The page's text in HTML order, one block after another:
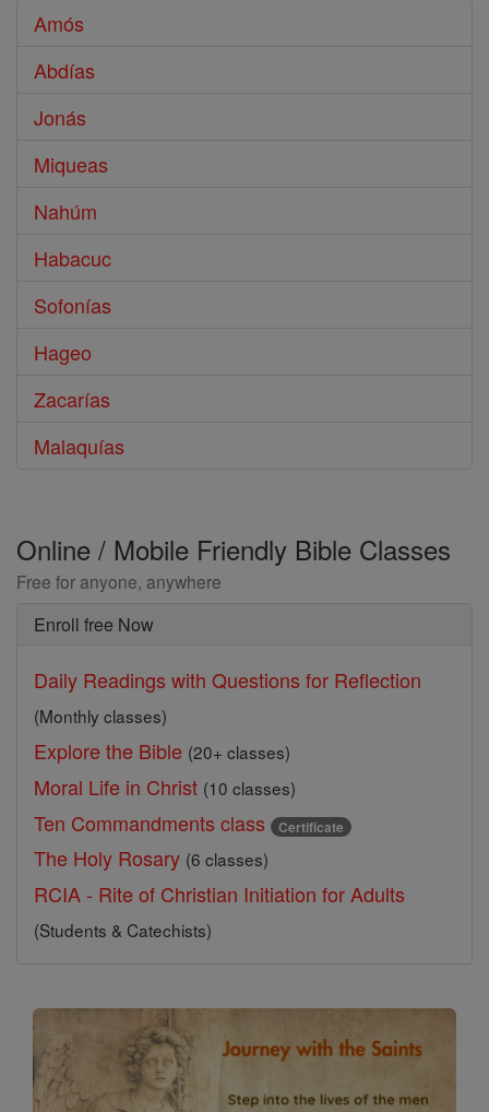
Amós
Abdías
Jonás
Miqueas
Nahúm
Habacuc
Sofonías
Hageo
Zacarías
Malaquías
Online / Mobile Friendly Bible Classes
Free for anyone, anywhere
Enroll free Now
Daily Readings with Questions for Reflection
(Monthly classes)
Explore the Bible (20+ classes)
Moral Life in Christ (10 classes)
Ten Commandments class Certificate
The Holy Rosary (6 classes)
RCIA - Rite of Christian Initiation for Adults
(Students & Catechists)